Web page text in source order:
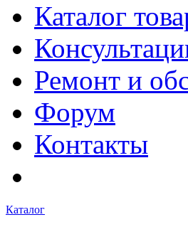
Каталог
Ремонт и
Форум
Контакты
Каталог